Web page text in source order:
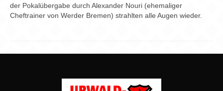
der Pokalübergabe durch Alexander Nouri (ehemaliger
Cheftrainer von Werder Bremen) strahlten alle Augen wieder.